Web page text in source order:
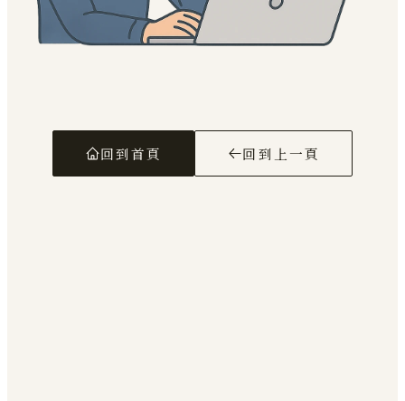
回到首頁 回到上一頁